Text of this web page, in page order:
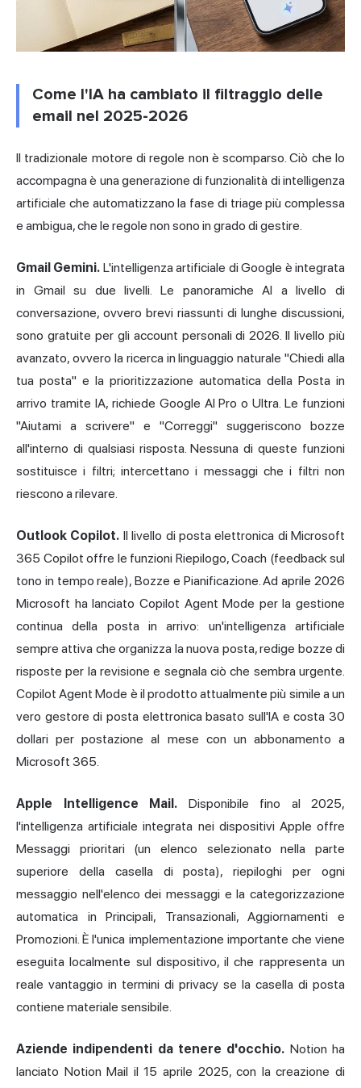
Come l'IA ha cambiato il filtraggio delle
email nel 2025-2026
Il tradizionale motore di regole non è scomparso. Ciò che lo
accompagna è una generazione di funzionalità di intelligenza
artificiale che automatizzano la fase di triage più complessa
e ambigua, che le regole non sono in grado di gestire.
Gmail Gemini. L'intelligenza artificiale di Google è integrata
in Gmail su due livelli. Le panoramiche AI a livello di
conversazione, ovvero brevi riassunti di lunghe discussioni,
sono gratuite per gli account personali di 2026. Il livello più
avanzato, ovvero la ricerca in linguaggio naturale "Chiedi alla
tua posta" e la prioritizzazione automatica della Posta in
arrivo tramite IA, richiede Google AI Pro o Ultra. Le funzioni
"Aiutami a scrivere" e "Correggi" suggeriscono bozze
all'interno di qualsiasi risposta. Nessuna di queste funzioni
sostituisce i filtri; intercettano i messaggi che i filtri non
riescono a rilevare.
Outlook Copilot. Il livello di posta elettronica di Microsoft
365 Copilot offre le funzioni Riepilogo, Coach (feedback sul
tono in tempo reale), Bozze e Pianificazione. Ad aprile 2026
Microsoft ha lanciato Copilot Agent Mode per la gestione
continua della posta in arrivo: un'intelligenza artificiale
sempre attiva che organizza la nuova posta, redige bozze di
risposte per la revisione e segnala ciò che sembra urgente.
Copilot Agent Mode è il prodotto attualmente più simile a un
vero gestore di posta elettronica basato sull'IA e costa 30
dollari per postazione al mese con un abbonamento a
Microsoft 365.
Apple Intelligence Mail. Disponibile fino al 2025,
l'intelligenza artificiale integrata nei dispositivi Apple offre
Messaggi prioritari (un elenco selezionato nella parte
superiore della casella di posta), riepiloghi per ogni
messaggio nell'elenco dei messaggi e la categorizzazione
automatica in Principali, Transazionali, Aggiornamenti e
Promozioni. È l'unica implementazione importante che viene
eseguita localmente sul dispositivo, il che rappresenta un
reale vantaggio in termini di privacy se la casella di posta
contiene materiale sensibile.
Aziende indipendenti da tenere d'occhio. Notion ha
lanciato Notion Mail il 15 aprile 2025, con la creazione di